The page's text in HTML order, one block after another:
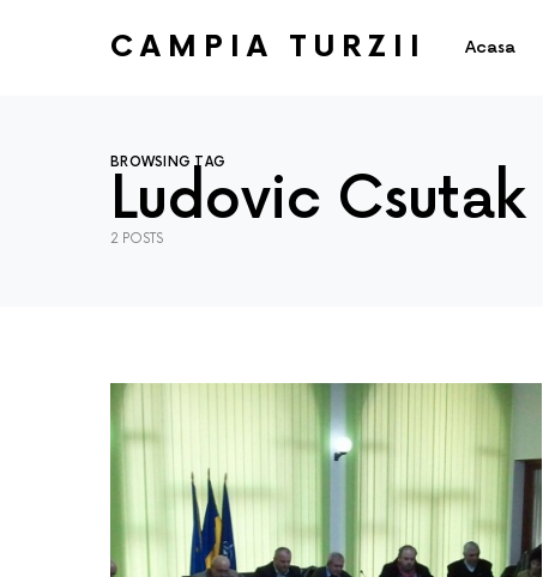
CAMPIA TURZII Acasa
BROWSING TAG
Ludovic Csutak
2 POSTS